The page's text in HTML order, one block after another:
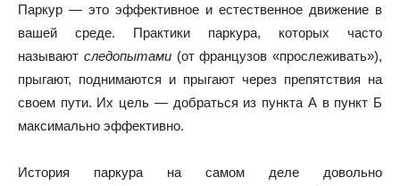
Паркур — это эффективное и естественное движение в
вашей среде. Практики паркура, которых часто
называют следопытами(от французов «прослеживать»),
прыгают, поднимаются и прыгают через препятствия на
своем пути. Их цель — добраться из пункта А в пункт Б
максимально эффективно.
История паркура на самом деле довольно